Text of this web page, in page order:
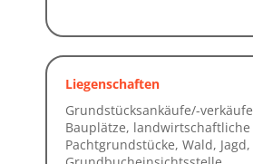
Liegenschaften